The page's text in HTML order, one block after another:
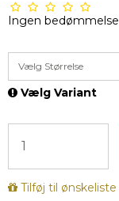
Ingen bedømmelse
Vælg Størrelse
Vælg Variant
Tilføj til ønskeliste